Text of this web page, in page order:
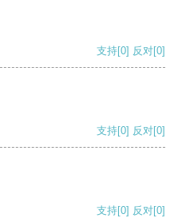
支持[0] 反对[0]
支持[0] 反对[0]
支持[0] 反对[0]